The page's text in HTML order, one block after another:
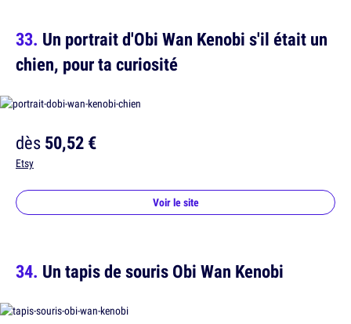
Un portrait d'Obi Wan Kenobi s'il était un
chien, pour ta curiosité
dès50,52 €
Etsy
Voir le site
Un tapis de souris Obi Wan Kenobi